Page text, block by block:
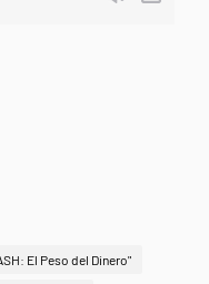
El Peso del Dinero"